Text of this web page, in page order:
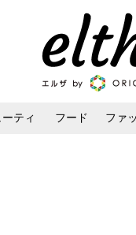
ーティ フード ファ